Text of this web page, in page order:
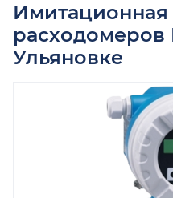
Имитационная
расходомеров
Ульяновке